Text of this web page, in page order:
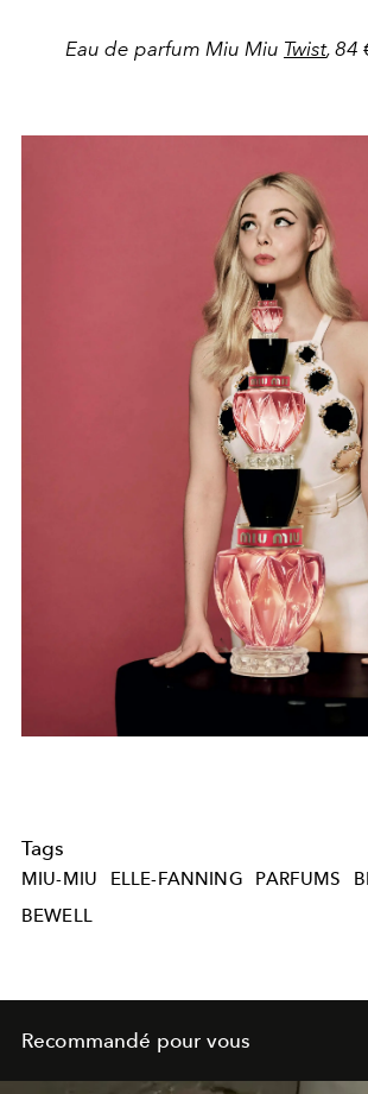
Eau de parfum Miu Miu Twist, 84
Tags
MIU-MIU ELLE-FANNING PARFUMS
BEWELL
Recommandé pour vous